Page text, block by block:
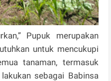
Pupuk merupakan
untuk mencukupi
tanaman, termasuk
sebagai Babinsa